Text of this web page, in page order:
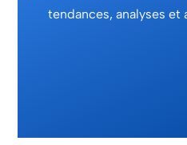
tendances, analyses